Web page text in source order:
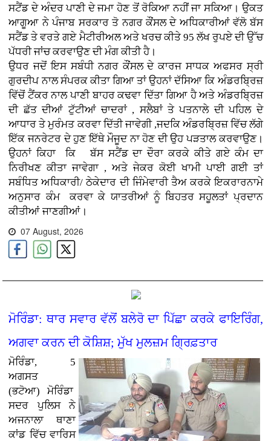
ਸਟੈਂਡ ਦੇ ਅੰਦਰ ਪਾਣੀ ਦੇ ਜਮਾ ਹੋਣ ਤੋਂ ਰੋਕਿਆ ਨਹੀਂ ਜਾ ਸਕਿਆ। ਉਕਤ
ਆਗੂਆ ਨੇਪੰਜਾਬ ਸਰਕਾਰ ਤੋ ਨਗਰ ਕੌਂਸਲ ਦੇ ਅਧਿਕਾਰੀਆਂ ਵੱਲੋਬੱਸ
ਸਟੈਂਡ ਤੇ ਵਰਤੇ ਗਏ ਮੈਟੀਰੀਅਲ ਅਤੇ ਖਰਚ ਕੀਤੇ 95 ਲੱਖ ਰੁਪਏ ਦੀ ਉੱਚ
ਪੱਧਰੀ ਜਾਂਚ ਕਰਵਾਉਣ ਦੀ ਮੰਗ ਕੀਤੀ ਹੈ।
ਉਧਰ ਜਦੋਂ ਇਸ ਸਬੰਧੀ ਨਗਰ ਕੌਂਸਲ ਦੇ ਕਾਰਜ ਸਾਧਕ ਅਫਸਰ ਸ੍ਰੀ
ਗੁਰਦੀਪ ਨਾਲ ਸੰਪਰਕ ਕੀਤਾ ਗਿਆ ਤਾਂ ਉਹਨਾਂ ਦੱਸਿਆ ਕਿ ਅੰਡਰਬ੍ਰਿਜ਼
ਵਿੱਚੋਂ ਟੈਂਕਰ ਨਾਲਪਾਣੀ ਬਾਹਰ ਕਢਵਾ ਦਿੱਤਾ ਗਿਆ ਹੈ ਅਤੇ ਅੰਡਰਬ੍ਰਿਜ਼
ਦੀ ਛੱਤ ਦੀਆਂ ਟੁੱਟੀਆਂ ਚਾਦਰਾਂ , ਸਲੈਬਾਂ ਤੇ ਪਤਨਾਲੇ ਦੀ ਪਹਿਲ ਦੇ
ਆਧਾਰ ਤੇ ਮੁਰੰਮਤ ਕਰਵਾ ਦਿੱਤੀ ਜਾਵੇਗੀ ,ਜਦਕਿ ਅੰਡਰਬ੍ਰਿਜ਼ ਵਿੱਚ ਲੱਗੇ
ਇੱਕ ਜਨਰੇਟਰ ਦੇ ਹੁਣ ਇੱਥੇ ਮੌਜੂਦ ਨਾ ਹੋਣ ਦੀ ਉਹ ਪੜਤਾਲ ਕਰਵਾਉਣ।
ਉਹਨਾਂ ਕਿਹਾ ਕਿ ਬੱਸ ਸਟੈਂਡ ਦਾ ਦੌਰਾ ਕਰਕੇ ਕੀਤੇ ਗਏ ਕੰਮ ਦਾ
ਨਿਰੀਖਣ ਕੀਤਾ ਜਾਵੇਗਾ , ਅਤੇ ਜੇਕਰ ਕੋਈ ਖਾਮੀ ਪਾਈ ਗਈ ਤਾਂ
ਸਬੰਧਿਤ ਅਧਿਕਾਰੀ/ ਠੇਕੇਦਾਰ ਦੀ ਜਿੰਮੇਵਾਰੀ ਤੈਅ ਕਰਕੇ ਇਕਰਾਰਨਾਮੇ
ਅਨੁਸਾਰ ਕੰਮ
ਕਰਵਾ ਕੇ ਯਾਤਰੀਆਂ ਨੂੰ ਬਿਹਤਰ ਸਹੂਲਤਾਂ ਪ੍ਰਦਾਨ
ਕੀਤੀਆਂ ਜਾਣਗੀਆਂ।
07 August, 2026
ਮੋਰਿੰਡਾ: ਥਾਰ ਸਵਾਰ ਵੱਲੋਂ ਬਲੇਰੋ ਦਾ ਪਿੱਛਾ ਕਰਕੇ ਫਾਇਰਿੰਗ,
ਅਗਵਾ ਕਰਨ ਦੀ ਕੋਸ਼ਿਸ਼; ਮੁੱਖ ਮੁਲਜ਼ਮ ਗ੍ਰਿਫ਼ਤਾਰ
ਮੋਰਿੰਡਾ, 5
ਅਗਸਤ
(ਭਟੋਆ)ਮੋਰਿੰਡਾ
ਸਦਰ ਪੁਲਿਸ ਨੇ
ਅਜਨਾਲਾ ਥਾਣਾ
ਕਾਂਡ ਵਿੱਚ ਵਾਰਿਸ